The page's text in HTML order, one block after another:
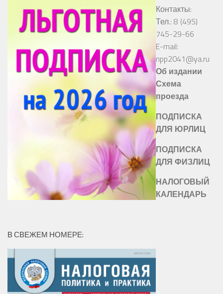
Контакты:
Тел.: 8 (495)
745-29-66
E-mail:
npp2041@ya.ru
Об издании
Схема
проезда
ПОДПИСКА
ДЛЯ ЮРЛИЦ
ПОДПИСКА
ДЛЯ ФИЗЛИЦ
НАЛОГОВЫЙ
КАЛЕНДАРЬ
В СВЕЖЕМ НОМЕРЕ: